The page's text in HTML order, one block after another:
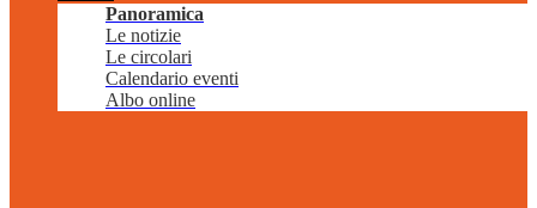
Panoramica
Le notizie
Le circolari
Calendario eventi
Albo online